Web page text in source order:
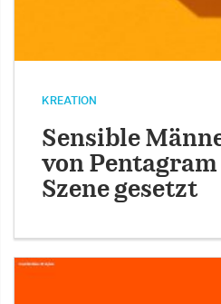
KREATION
Sensible
von
Szene gesetzt